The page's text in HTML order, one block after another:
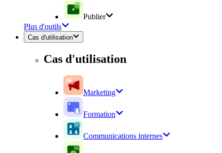
Publier
Plus d'outils
Cas d'utilisation
Cas d'utilisation
Marketing
Formation
Communications internes